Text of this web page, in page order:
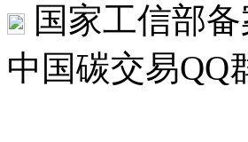
国家工信部
中国碳交易QQ